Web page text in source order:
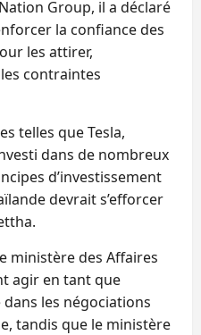
Group, il a déclaré
la confiance des
les attirer,
contraintes
telles que Tesla,
dans de nombreux
d’investissement
devrait s’efforcer
ministère des Affaires
agir en tant que
les négociations
tandis que le ministère